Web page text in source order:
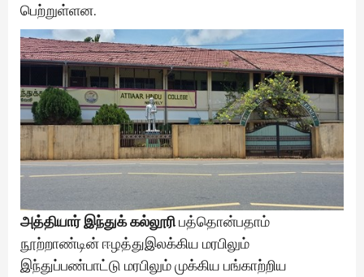
பெற்றுள்ளன.
அத்தியார் இந்துக் கல்லூரிபத்தொன்பதாம்
நூற்றாண்டின் ஈழத்துஇலக்கிய மரபிலும்
இந்துப்பண்பாட்டு மரபிலும் முக்கிய பங்காற்றிய